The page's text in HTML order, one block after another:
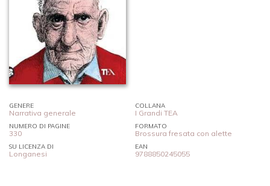
GENERE
Narrativa generale
COLLANA
I Grandi TEA
NUMERO DI PAGINE
330
FORMATO
Brossura fresata con alette
SU LICENZA DI
Longanesi
EAN
9788850245055